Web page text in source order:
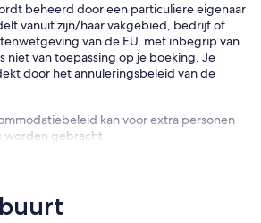
beheerd door een particuliere eigenaar
vanuit zijn/haar vakgebied, bedrijf of
van de EU, met inbegrip van
niet van toepassing op je boeking. Je
door het annuleringsbeleid van de
kan voor extra personen
worden gebracht.